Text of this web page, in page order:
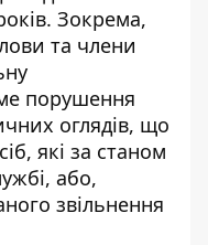
Зокрема,
та члени
порушення
оглядів, що
які за станом
або,
звільнення